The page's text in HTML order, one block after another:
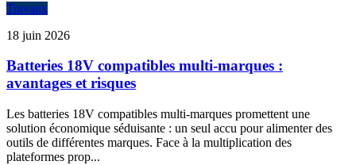
Travaux
18 juin 2026
Batteries 18V compatibles multi-marques :
avantages et risques
Les batteries 18V compatibles multi-marques promettent une
solution économique séduisante : un seul accu pour alimenter des
outils de différentes marques. Face à la multiplication des
plateformes prop...